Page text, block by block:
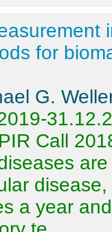
for
G.
Call
a year